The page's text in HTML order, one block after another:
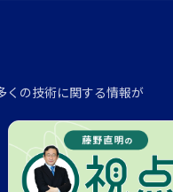
くの技術に関する情報が